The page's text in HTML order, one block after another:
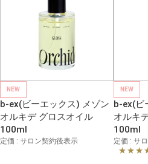
NEW
b-ex(ビーエックス) メゾン
オルキデ グロスオイル
100ml
定価 : サロン契約後表示
NEW
b-ex(ビ
オルキ
100ml
定価 : サ